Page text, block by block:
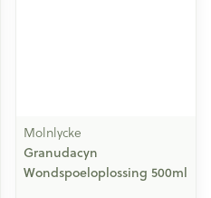
Molnlycke
Granudacyn
Wondspoeloplossing 500ml